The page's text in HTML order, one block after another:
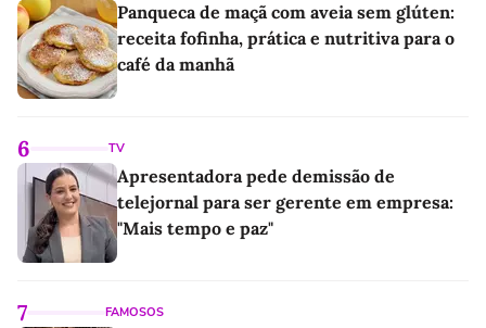
Panqueca de maçã com aveia sem glúten:
receita fofinha, prática e nutritiva para o
café da manhã
6 TV
Apresentadora pede demissão de
telejornal para ser gerente em empresa:
"Mais tempo e paz"
7 FAMOSOS